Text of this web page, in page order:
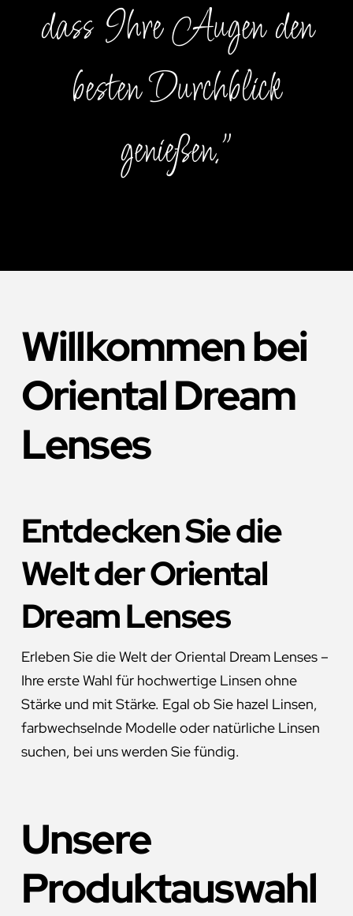
dass Ihre Augen den
besten Durchblick
genießen."
Willkommen bei
Oriental Dream
Lenses
Entdecken Sie die
Welt der Oriental
Dream Lenses
Erleben Sie die Welt der Oriental Dream Lenses –
Ihre erste Wahl für hochwertige Linsen ohne
Stärke und mit Stärke. Egal ob Sie hazel Linsen,
farbwechselnde Modelle oder natürliche Linsen
suchen, bei uns werden Sie fündig.
Unsere
Produktauswahl